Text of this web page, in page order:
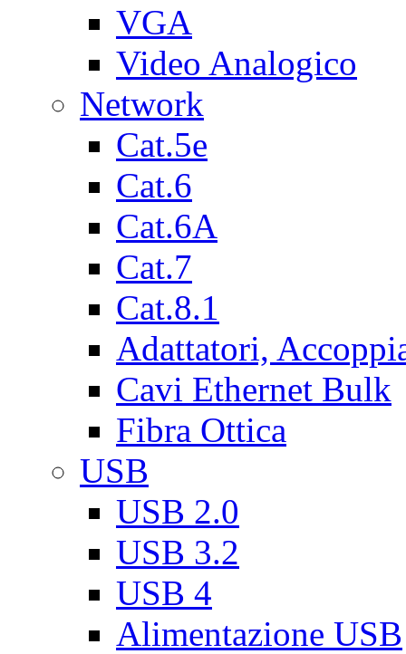
VGA
Video Analogico
Network
Cat.5e
Cat.6
Cat.6A
Cat.7
Cat.8.1
Adattatori,
Cavi Ethernet Bulk
Fibra Ottica
USB
USB 2.0
USB 3.2
USB 4
Alimentazione USB